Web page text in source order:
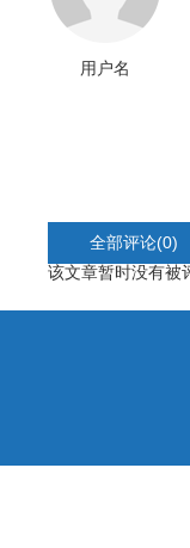
用户名
全部评论(0)
该文章暂时没有被